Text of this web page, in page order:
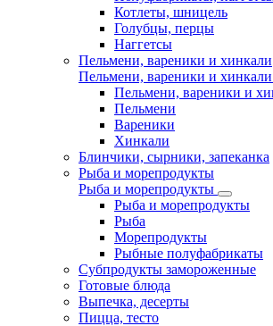
Котлеты, шницель
Голубцы, перцы
Наггетсы
Пельмени, вареники и хинкали
Пельмени, вареники и хинкали
Пельмени, вареники и
Пельмени
Вареники
Хинкали
Блинчики, сырники, запеканка
Рыба и морепродукты
Рыба и морепродукты
Рыба и морепродукты
Рыба
Морепродукты
Рыбные полуфабрикаты
Субпродукты замороженные
Готовые блюда
Выпечка, десерты
Пицца, тесто